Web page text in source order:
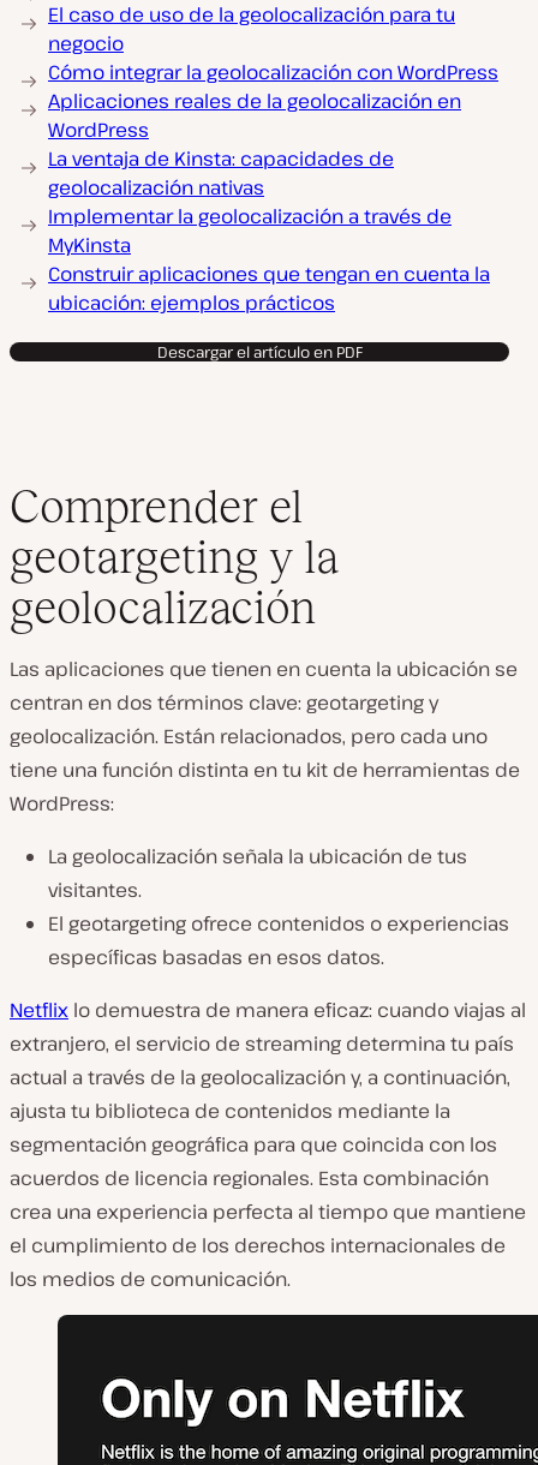
El caso de uso de la geolocalización para tu
negocio
Cómo integrar la geolocalización con WordPress
Aplicaciones reales de la geolocalización en
WordPress
La ventaja de Kinsta: capacidades de
geolocalización nativas
Implementar la geolocalización a través de
MyKinsta
Construir aplicaciones que tengan en cuenta la
ubicación: ejemplos prácticos
Descargar el artículo en PDF
Comprender el
geotargeting y la
geolocalización
Las aplicaciones que tienen en cuenta la ubicación se
centran en dos términos clave: geotargeting y
geolocalización. Están relacionados, pero cada uno
tiene una función distinta en tu kit de herramientas de
WordPress:
La geolocalización señala la ubicación de tus
visitantes.
El geotargeting ofrece contenidos o experiencias
específicas basadas en esos datos.
Netflix lo demuestra de manera eficaz: cuando viajas al
extranjero, el servicio de streaming determina tu país
actual a través de la geolocalización y, a continuación,
ajusta tu biblioteca de contenidos mediante la
segmentación geográfica para que coincida con los
acuerdos de licencia regionales. Esta combinación
crea una experiencia perfecta al tiempo que mantiene
el cumplimiento de los derechos internacionales de
los medios de comunicación.